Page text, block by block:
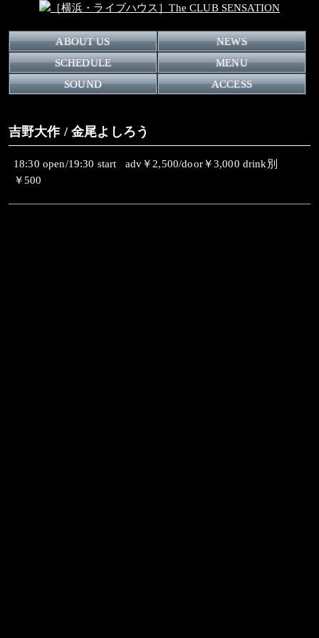
ABOUT US
NEWS
SCHEDULE
MENU
SOUND
ACCESS
吉野大作 / 金尾よしろう
18:30 open/19:30 start adv￥2,500/door￥3,000 drink別
￥500